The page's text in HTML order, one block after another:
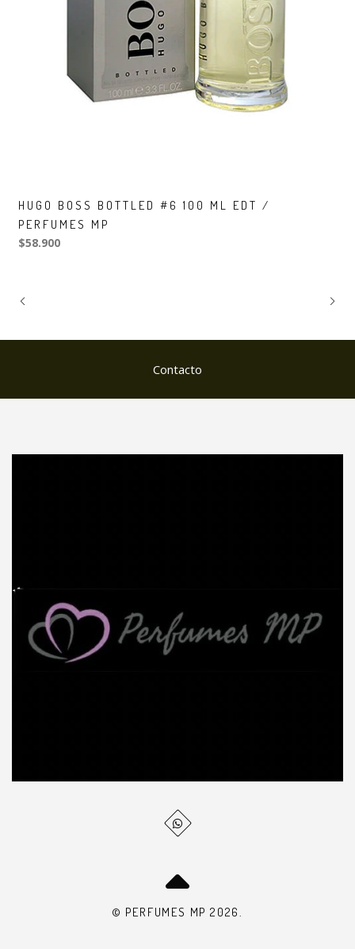
HUGO BOSS BOTTLED #6 100 ML EDT /
PERFUMES MP
$58.900
Contacto
© PERFUMES MP 2026.